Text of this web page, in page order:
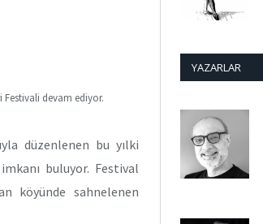
Festivali devam ediyor.
düzenlenen bu yılki
buluyor. Festival
köyünde sahnelenen
YAZARLAR